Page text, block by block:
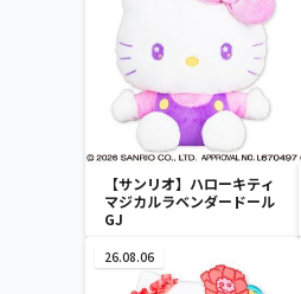
【サンリオ】ハローキティ
マジカルラベンダードール
GJ
26.08.06